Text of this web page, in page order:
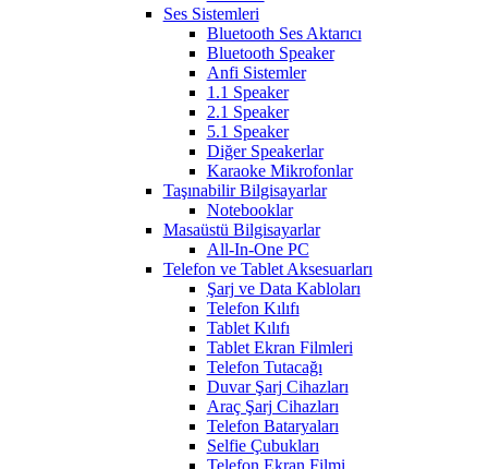
Ses Sistemleri
Bluetooth Ses Aktarıcı
Bluetooth Speaker
Anfi Sistemler
1.1 Speaker
2.1 Speaker
5.1 Speaker
Diğer Speakerlar
Karaoke Mikrofonlar
Taşınabilir Bilgisayarlar
Notebooklar
Masaüstü Bilgisayarlar
All-In-One PC
Telefon ve Tablet Aksesuarları
Şarj ve Data Kabloları
Telefon Kılıfı
Tablet Kılıfı
Tablet Ekran Filmleri
Telefon Tutacağı
Duvar Şarj Cihazları
Araç Şarj Cihazları
Telefon Bataryaları
Selfie Çubukları